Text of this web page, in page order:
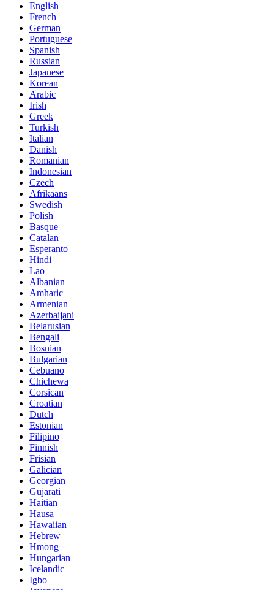
English
French
German
Portuguese
Spanish
Russian
Japanese
Korean
Arabic
Irish
Greek
Turkish
Italian
Danish
Romanian
Indonesian
Czech
Afrikaans
Swedish
Polish
Basque
Catalan
Esperanto
Hindi
Lao
Albanian
Amharic
Armenian
Azerbaijani
Belarusian
Bengali
Bosnian
Bulgarian
Cebuano
Chichewa
Corsican
Croatian
Dutch
Estonian
Filipino
Finnish
Frisian
Galician
Georgian
Gujarati
Haitian
Hausa
Hawaiian
Hebrew
Hmong
Hungarian
Icelandic
Igbo